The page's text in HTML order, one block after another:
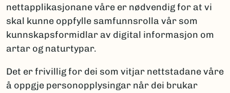
nettapplikasjonane våre er nødvendig for at vi
skal kunne oppfylle samfunnsrolla vår som
kunnskapsformidlar av digital informasjon om
artar og naturtypar.
Det er frivillig for dei som vitjar nettstadane våre
å oppgje personopplysingar når dei brukar